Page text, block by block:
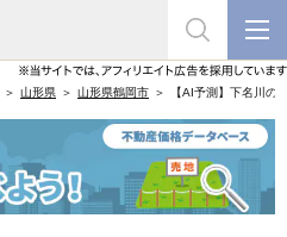
山形県 山形県鶴岡市 【AI予測】下名川